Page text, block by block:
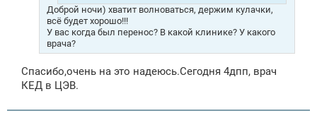
Доброй ночи) хватит волноваться, держим кулачки,
всё будет хорошо!!!
У вас когда был перенос? В какой клинике? У какого
врача?
Спасибо,очень на это надеюсь.Сегодня 4дпп, врач
КЕД в ЦЭВ.